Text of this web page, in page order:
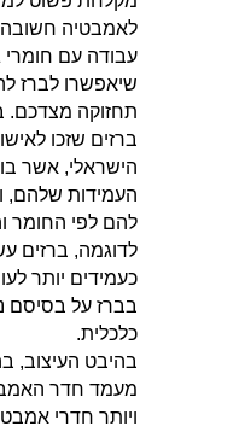
לאמבטיה
עבודה עם חומרי
שיאפשרו לברז
תחזוקה מצדכם.
ברזים שזכו
הישראלי, אשר
העמידות שלהם,
להם לפי החומר
לדוגמה, ברזים
כעמידים יותר
בברז על בסיסם
כלכלית.
בהיבט העיצוב,
מעמד חדר
ויותר חדרי